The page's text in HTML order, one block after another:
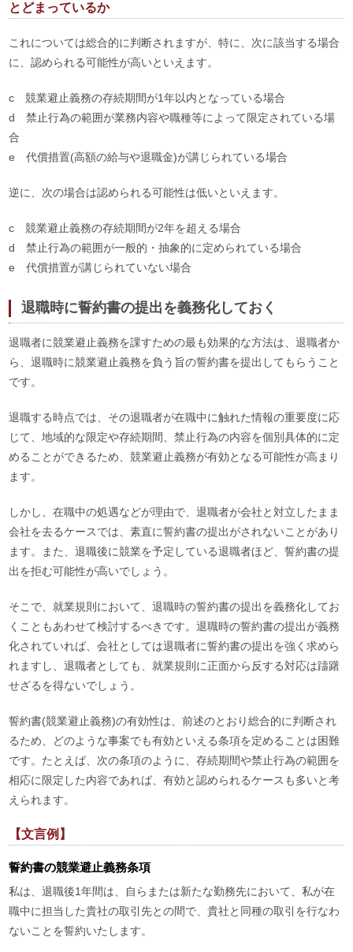
とどまっているか
これについては総合的に判断されますが、特に、次に該当する場合
に、認められる可能性が高いといえます。
c 競業避止義務の存続期間が1年以内となっている場合
d 禁止行為の範囲が業務内容や職種等によって限定されている場
合
e 代償措置(高額の給与や退職金)が講じられている場合
逆に、次の場合は認められる可能性は低いといえます。
c 競業避止義務の存続期間が2年を超える場合
d 禁止行為の範囲が一般的・抽象的に定められている場合
e 代償措置が講じられていない場合
退職時に誓約書の提出を義務化しておく
退職者に競業避止義務を課すための最も効果的な方法は、退職者か
ら、退職時に競業避止義務を負う旨の誓約書を提出してもらうこと
です。
退職する時点では、その退職者が在職中に触れた情報の重要度に応
じて、地域的な限定や存続期間、禁止行為の内容を個別具体的に定
めることができるため、競業避止義務が有効となる可能性が高まり
ます。
しかし、在職中の処遇などが理由で、退職者が会社と対立したまま
会社を去るケースでは、素直に誓約書の提出がされないことがあり
ます。また、退職後に競業を予定している退職者ほど、誓約書の提
出を拒む可能性が高いでしょう。
そこで、就業規則において、退職時の誓約書の提出を義務化してお
くこともあわせて検討するべきです。退職時の誓約書の提出が義務
化されていれば、会社としては退職者に誓約書の提出を強く求めら
れますし、退職者としても、就業規則に正面から反する対応は躊躇
せざるを得ないでしょう。
誓約書(競業避止義務)の有効性は、前述のとおり総合的に判断され
るため、どのような事案でも有効といえる条項を定めることは困難
です。たとえば、次の条項のように、存続期間や禁止行為の範囲を
相応に限定した内容であれば、有効と認められるケースも多いと考
えられます。
【文言例】
誓約書の競業避止義務条項
私は、退職後1年間は、自らまたは新たな勤務先において、私が在
職中に担当した貴社の取引先との間で、貴社と同種の取引を行なわ
ないことを誓約いたします。